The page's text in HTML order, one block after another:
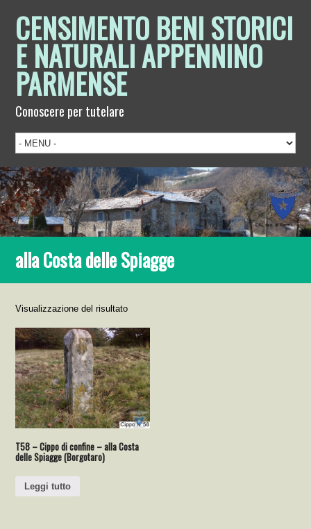
CENSIMENTO BENI STORICI
E NATURALI APPENNINO
PARMENSE
Conoscere per tutelare
alla Costa delle Spiagge
Visualizzazione del risultato
T58 – Cippo di confine – alla Costa
delle Spiagge (Borgotaro)
Leggi tutto